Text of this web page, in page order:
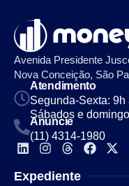
Avenida Presidente
Nova Conceição, São
Atendimento
Segunda-Sexta: 9h
Sábados e
Anuncie
(11) 4314-1980
Expediente